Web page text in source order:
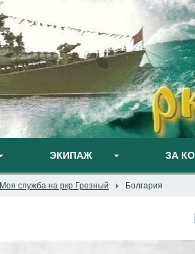
ЭКИПАЖ ЗА
Моя служба на ркр Грозный Болгария